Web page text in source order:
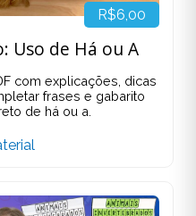
R$6,00
Uso de Há ou A
com explicações, dicas
frases e gabarito
de há ou a.